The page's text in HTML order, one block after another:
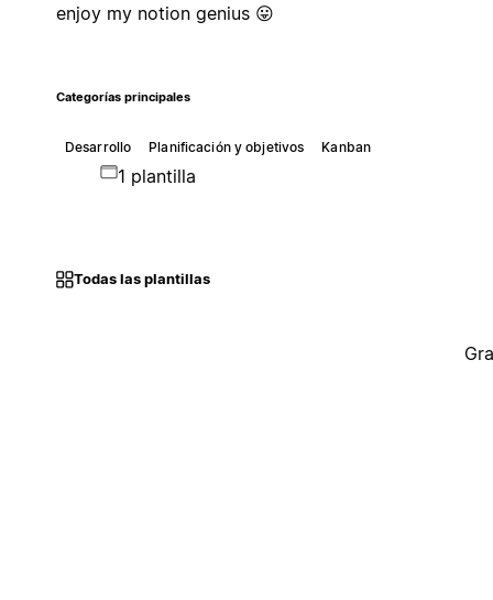
enjoy my notion genius 😛
Categorías principales
Desarrollo Planificación y objetivos Kanban
1 plantilla
Todas las plantillas